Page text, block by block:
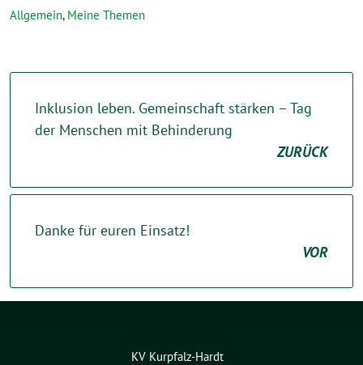
Allgemein, Meine Themen
Inklusion leben. Gemeinschaft stärken – Tag
der Menschen mit Behinderung
ZURÜCK
Danke für euren Einsatz!
VOR
KV Kurpfalz-Hardt